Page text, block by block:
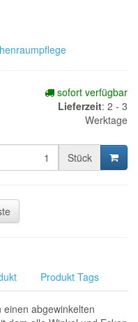
sofort verfügbar
Lieferzeit: 2 - 3
Werktage
Stück
Produkt Tags
abgewinkelten